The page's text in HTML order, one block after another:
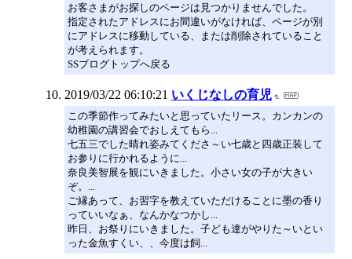
お客さまがお探しのページは見つかりませんでした。
指定されたアドレスにお間違いがなければ、ページが別
にアドレスに移動している、または削除されていること
が考えられます。
SSブログトップへ戻る
2019/03/22 06:10:21 いくじなしの育児
この季節作ってみたいと思っていたリース。カンカンの
幼稚園の講習会でおしえてもら...
七五三でした晴れ姿みてくださ～い七歳と四歳正装して
お参りに行かれるように...
奈良美智展を観にいきました。小さい女の子が大きい
ぞ。...
ご縁あって、お習字を教えていただけることに墨の香り
っていいなぁ、なんかなつかし...
昨日、お祭りにいきました。子ども達がやりた～いとい
った金魚すくい、、今度は飼...